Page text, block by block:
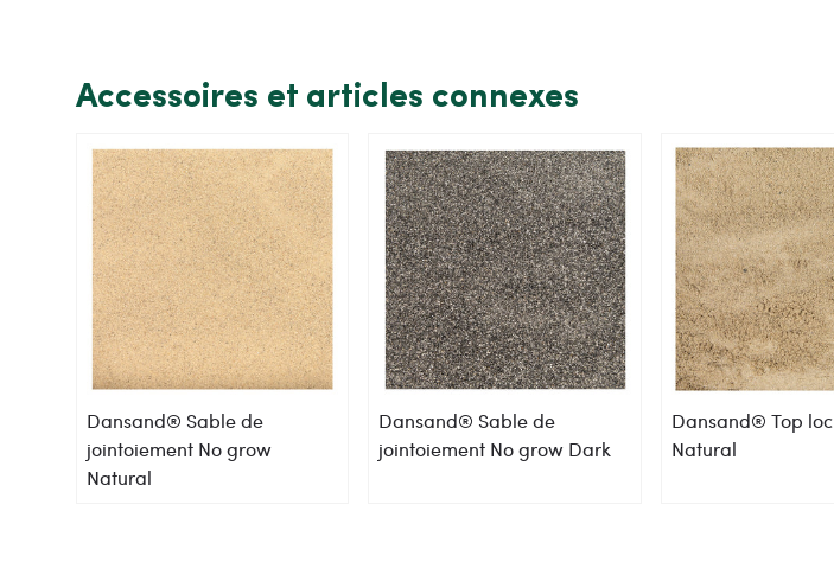
Accessoires et articles connexes
Dansand® Sable de
jointoiement No grow
Natural
Dansand® Sable de
jointoiement No grow Dark
Dansand® Top
Natural